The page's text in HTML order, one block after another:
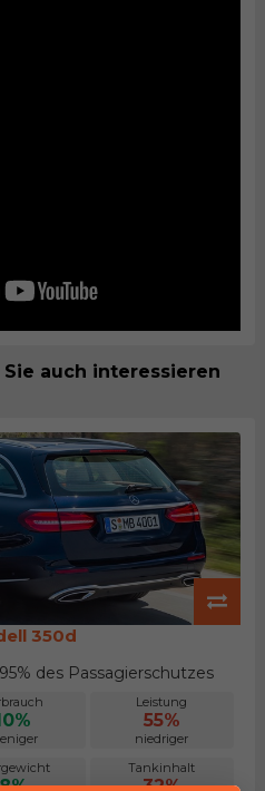
auch interessieren
350d
des Passagierschutzes
Leistung
55%
niedriger
Tankinhalt
32%